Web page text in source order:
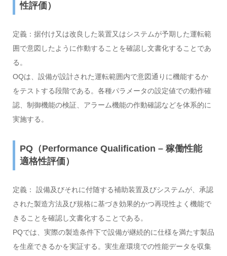
性評価）
定義：据付け又は改良した装置又はシステムが予期した運転範
囲で意図したように作動することを確認し文書化することであ
る。
OQは、設備が設計された運転範囲内で意図通りに機能するか
をテストする段階である。各種パラメータの設定値での動作確
認、制御機能の検証、アラーム機能の作動確認などを体系的に
実施する。
PQ（Performance Qualification – 稼働性能
適格性評価）
定義： 設備及びそれに付随する補助装置及びシステムが、承認
された製造方法及び規格に基づき効果的かつ再現性よく機能で
きることを確認し文書化することである。
PQでは、実際の製造条件下で設備が継続的に仕様を満たす製品
を生産できるかを実証する。実生産環境での性能データを収集